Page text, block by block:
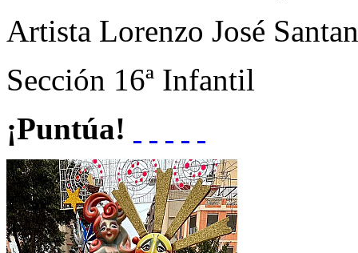
Artista Lorenzo José
Sección 16ª Infantil
¡Puntúa!